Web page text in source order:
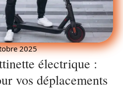
2025
électrique :
vos déplacements